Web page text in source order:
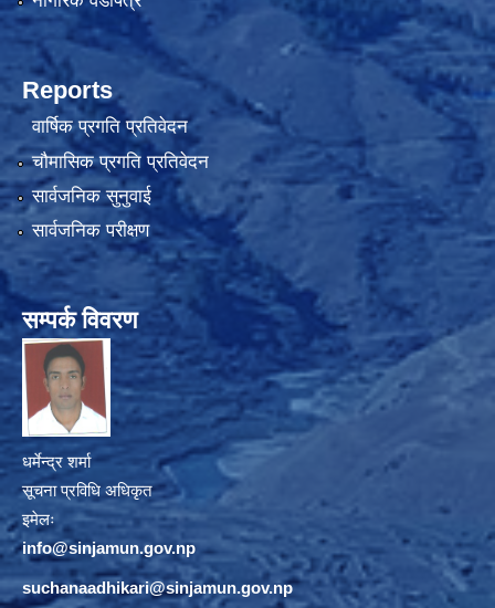
Reports
वार्षिक प्रगति प्रतिवेदन
चौमासिक प्रगति प्रतिवेदन
सार्वजनिक सुनुवाई
सार्वजनिक परीक्षण
सम्पर्क विवरण
धर्मेन्द्र शर्मा
सूचना प्रविधि अधिकृत
इमेलः
info@sinjamun.gov.np
suchanaadhikari@sinjamun.gov.np